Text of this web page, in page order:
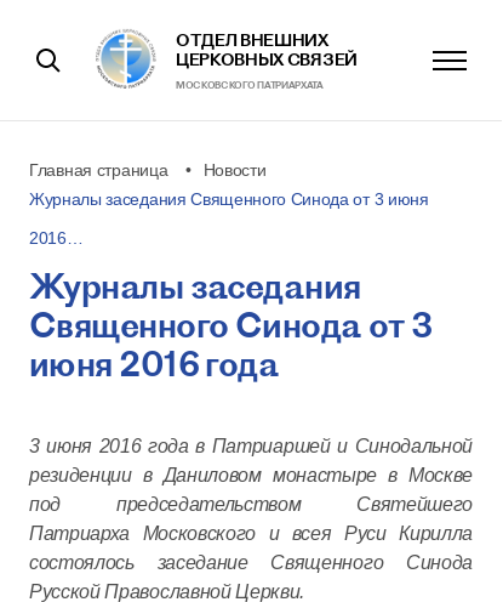
ОТДЕЛ ВНЕШНИХ
ЦЕРКОВНЫХ СВЯЗЕЙ
МОСКОВСКОГО ПАТРИАРХАТА
Главная страница
Новости
Журналы заседания Священного Синода от 3 июня
2016…
Журналы заседания
Священного Синода от 3
июня 2016 года
3 июня 2016 года в Патриаршей и Синодальной
резиденции в Даниловом монастыре в Москве
под председательством Святейшего
Патриарха Московского и всея Руси Кирилла
состоялось заседание Священного Синода
Русской Православной Церкви.